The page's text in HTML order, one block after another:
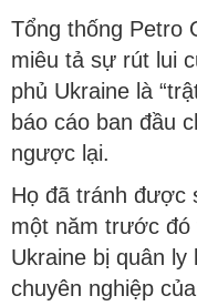
Tổng thống Petro
miêu tả sự rút lui
phủ Ukraine là
báo cáo ban đầu
ngược lại.
Họ đã tránh được
một năm trước
Ukraine bị quân ly
chuyên nghiệp